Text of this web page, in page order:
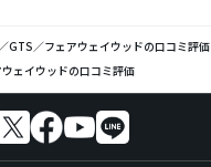
GTS／フェアウェイウッドの口コミ評価
ェイウッドの口コミ評価